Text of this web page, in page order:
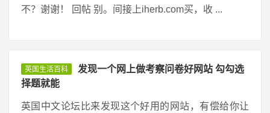
不？谢谢！ 回帖 别。间接上iherb.com买，收 ...
英国生活百科
发现一个网上做考察问卷好网站 勾勾选
择题就能
英国中文论坛比来发现这个好用的网站，有偿给你让